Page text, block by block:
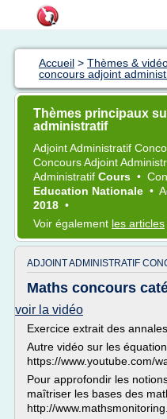
Accueil > Thèmes &
concours adjoint
Thèmes principaux
administratif
Adjoint Administratif
Concours Adjoint
Administratif Cours •
Education Nationale •
2018 •
Voir également les articles
ADJOINT ADMINISTRATIF
Maths concours
voir la vidéo
Exercice extrait des
Autre vidéo sur les
https://www.youtube.com/
Pour approfondir les
maîtriser les bases des
http://